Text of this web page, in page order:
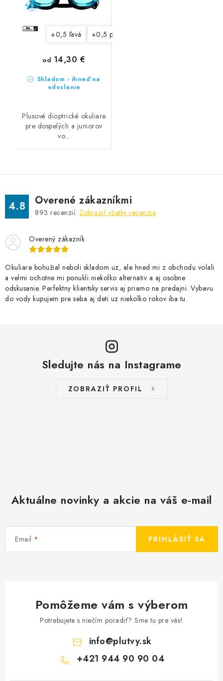
+0,5 ľavá +0,5 pravá
Skladom - ihneď na
odoslanie
od 14,30 €
Plusové dioptrické okuliare
pre dospelých a juniorov
vo...
4.8 Overené zákazníkmi
893 recenzií. Zobraziť všetky recenzie
Overený zákazník
Okuliare bohužial neboli skladom uz, ale hned mi z obchodu volali
a velmi ochotne mi ponukli niekolko alternativ a aj osobne
odskusanie. Perfektny klientsky servis aj priamo na predajni. Vybavu
do vody kupujem pre seba aj deti uz niekolko rokov iba tu.
Sledujte nás na Instagrame
ZOBRAZIŤ PROFIL
Aktuálne novinky a akcie na váš e-mail
Email PRIHLÁSIŤ SA
Pomôžeme vám s výberom
Potrebujete s niečím poradiť? Sme tu pre vás!
info@plutvy.sk
+421 944 90 90 04